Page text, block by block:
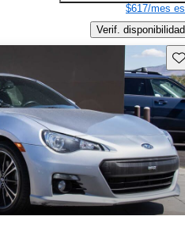
$617/mes
Verif. disponibilidad